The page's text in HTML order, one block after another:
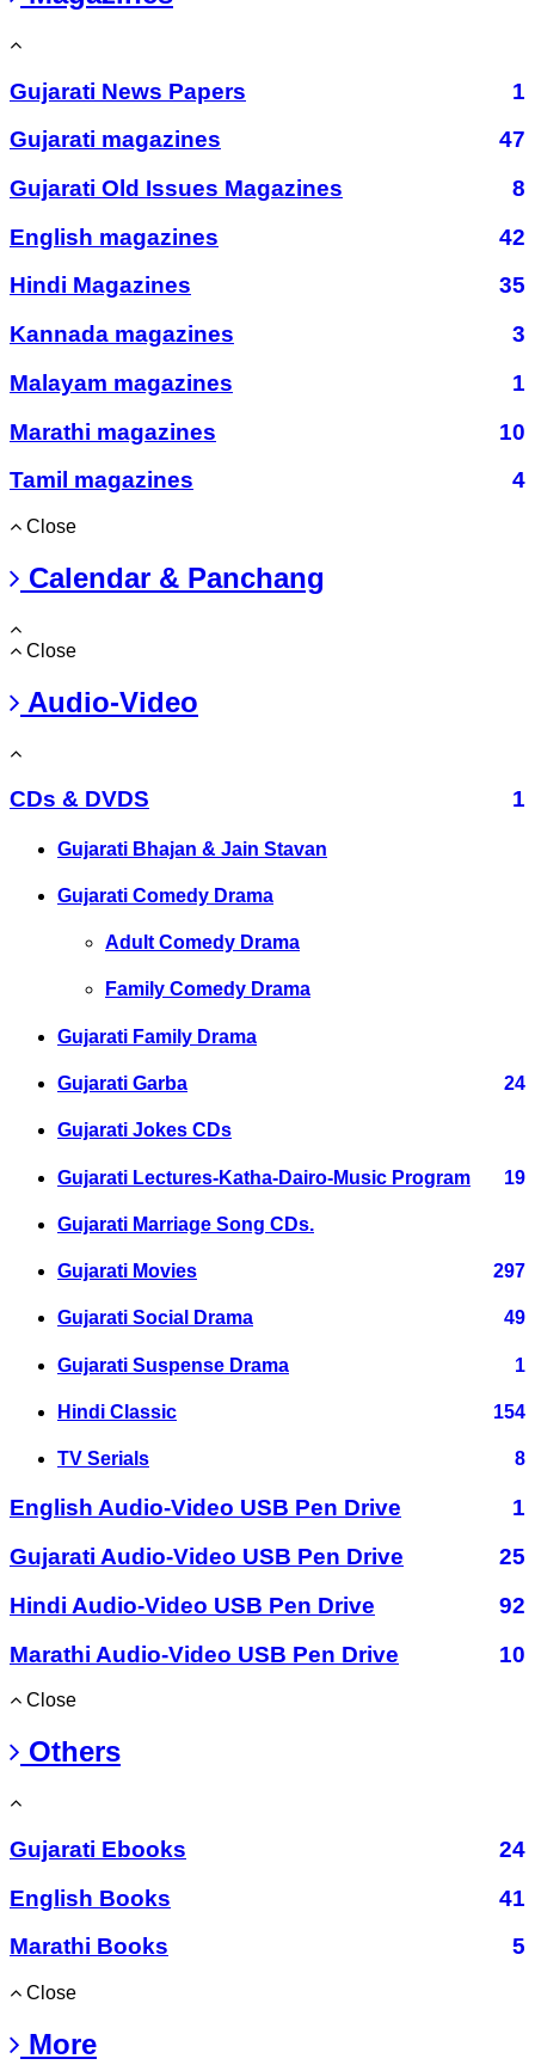
Gujarati News Papers
1
Gujarati magazines
47
Gujarati Old Issues Magazines
8
English magazines
42
Hindi Magazines
35
Kannada magazines
3
Malayam magazines
1
Marathi magazines
10
Tamil magazines
4
Close
Calendar & Panchang
Close
Audio-Video
CDs & DVDS 1
Gujarati Bhajan & Jain Stavan
Gujarati Comedy Drama
Adult Comedy Drama
Family Comedy Drama
Gujarati Family Drama
Gujarati Garba 24
Gujarati Jokes CDs
Gujarati Lectures-Katha-Dairo-Music Program 19
Gujarati Marriage Song CDs.
Gujarati Movies 297
Gujarati Social Drama 49
Gujarati Suspense Drama 1
Hindi Classic 154
TV Serials 8
English Audio-Video USB Pen Drive
1
Gujarati Audio-Video USB Pen Drive
25
Hindi Audio-Video USB Pen Drive
92
Marathi Audio-Video USB Pen Drive
10
Close
Others
Gujarati Ebooks
24
English Books
41
Marathi Books
5
Close
More